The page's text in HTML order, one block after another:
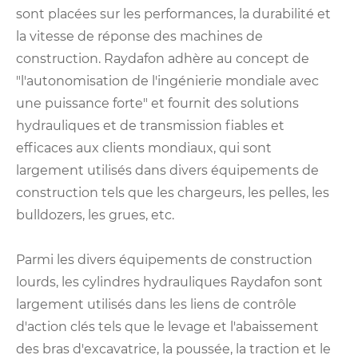
sont placées sur les performances, la durabilité et
la vitesse de réponse des machines de
construction. Raydafon adhère au concept de
"l'autonomisation de l'ingénierie mondiale avec
une puissance forte" et fournit des solutions
hydrauliques et de transmission fiables et
efficaces aux clients mondiaux, qui sont
largement utilisés dans divers équipements de
construction tels que les chargeurs, les pelles, les
bulldozers, les grues, etc.
Parmi les divers équipements de construction
lourds, les cylindres hydrauliques Raydafon sont
largement utilisés dans les liens de contrôle
d'action clés tels que le levage et l'abaissement
des bras d'excavatrice, la poussée, la traction et le